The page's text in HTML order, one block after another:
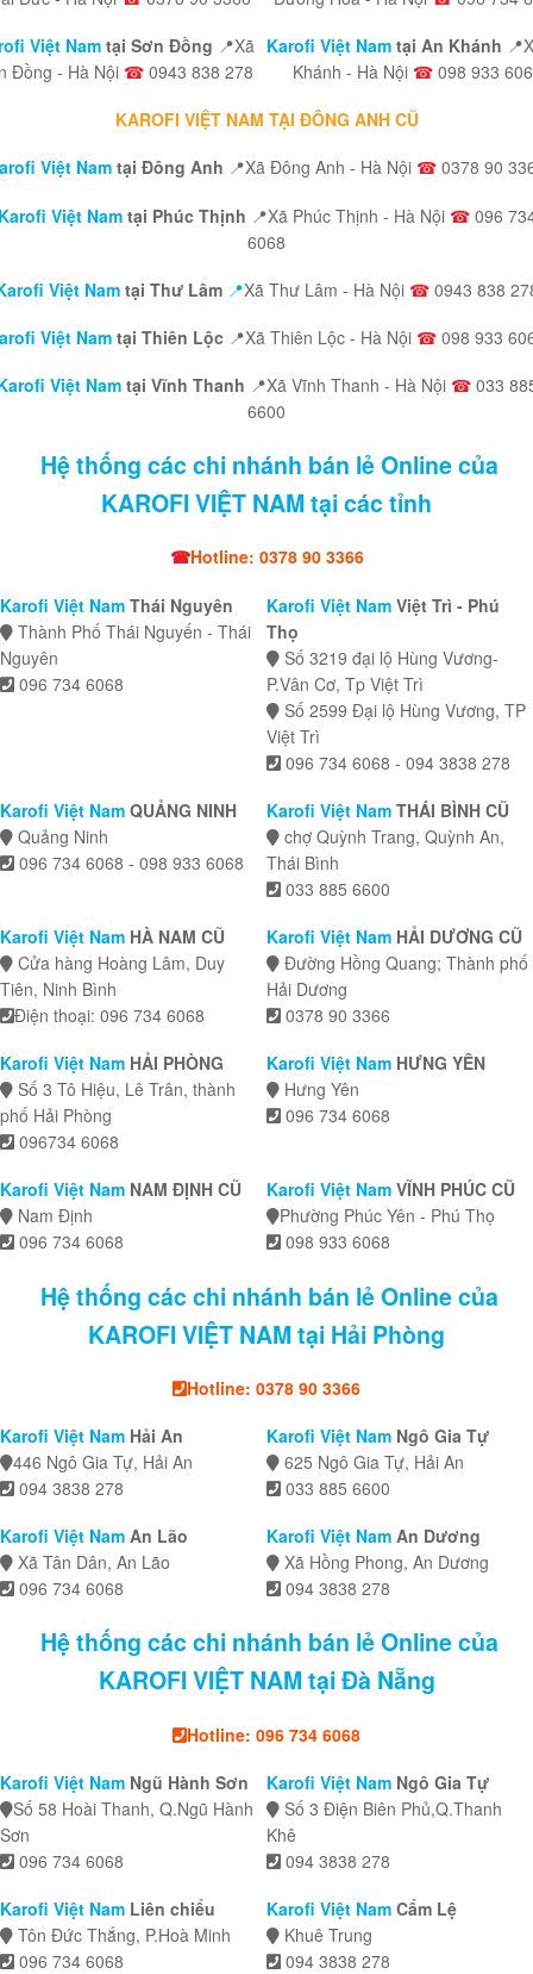
Việt Nam tại Sơn Đồng 📍Xã
Đồng - Hà Nội ☎ 0943 838 278
Karofi Việt Nam tại An Khánh
Khánh - Hà Nội ☎ 098 933
KAROFI VIỆT NAM TẠI ĐÔNG ANH CŨ
Việt Nam tại Đông Anh 📍Xã Đông Anh - Hà Nội ☎ 0378 90
Việt Namtại Phúc Thịnh 📍Xã Phúc Thịnh - Hà Nội ☎096
6068
Việt Namtại Thư Lâm 📍Xã Thư Lâm - Hà Nội ☎ 0943 838
Việt Nam tại Thiên Lộc 📍Xã Thiên Lộc - Hà Nội ☎ 098 933
Việt Namtại Vĩnh Thanh 📍Xã Vĩnh Thanh - Hà Nội ☎033
6600
Hệ thống các chi nhánh bán lẻ Online của
KAROFI VIỆT NAM tại các tỉnh
☎Hotline: 0378 90 3366
Karofi Việt Nam Thái Nguyên
Thành Phố Thái Nguyến - Thái
Nguyên
096 734 6068
Karofi Việt Nam Việt Trì - Phú
Thọ
Số 3219 đại lộ Hùng Vương-
P.Vân Cơ, Tp Việt Trì
Số 2599 Đại lộ Hùng Vương, TP
Việt Trì
096 734 6068 - 094 3838 278
Karofi Việt Nam QUẢNG NINH
Quảng Ninh
096 734 6068 - 098 933 6068
Karofi Việt Nam THÁI BÌNH CŨ
chợ Quỳnh Trang, Quỳnh An,
Thái Bình
033 885 6600
Karofi Việt Nam HÀ NAM CŨ
Cửa hàng Hoàng Lâm, Duy
Tiên, Ninh Bình
Điện thoại: 096 734 6068
Karofi Việt Nam HẢI DƯƠNG CŨ
Đường Hồng Quang; Thành phố
Hải Dương
0378 90 3366
Karofi Việt Nam HẢI PHÒNG
Số 3 Tô Hiệu, Lê Trân, thành
phố Hải Phòng
096734 6068
Karofi Việt Nam HƯNG YÊN
Hưng Yên
096 734 6068
Karofi Việt Nam NAM ĐỊNH CŨ
Nam Định
096 734 6068
Karofi Việt Nam VĨNH PHÚC CŨ
Phường Phúc Yên - Phú Thọ
098 933 6068
Hệ thống các chi nhánh bán lẻ Online của
KAROFI VIỆT NAM tại Hải Phòng
Hotline: 0378 90 3366
Karofi Việt Nam Hải An
446 Ngô Gia Tự, Hải An
094 3838 278
Karofi Việt Nam Ngô Gia Tự
625 Ngô Gia Tự, Hải An
033 885 6600
Karofi Việt Nam An Lão
Xã Tân Dân, An Lão
096 734 6068
Karofi Việt Nam An Dương
Xã Hồng Phong, An Dương
094 3838 278
Hệ thống các chi nhánh bán lẻ Online của
KAROFI VIỆT NAM tại Đà Nẵng
Hotline: 096 734 6068
Karofi Việt Nam Ngũ Hành Sơn
Số 58 Hoài Thanh, Q.Ngũ Hành
Sơn
096 734 6068
Karofi Việt Nam Ngô Gia Tự
Số 3 Điện Biên Phủ,Q.Thanh
Khê
094 3838 278
Karofi Việt Nam Liên chiểu
Tôn Đức Thắng, P.Hoà Minh
096 734 6068
Karofi Việt Nam Cẩm Lệ
Khuê Trung
094 3838 278